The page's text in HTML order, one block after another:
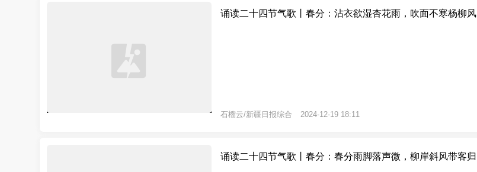
诵读二十四节气歌丨春分：沾衣欲湿杏花雨，吹面不寒杨柳风
石榴云/新疆日报综合 2024-12-19 18:11
诵读二十四节气歌丨春分：春分雨脚落声微，柳岸斜风带客归